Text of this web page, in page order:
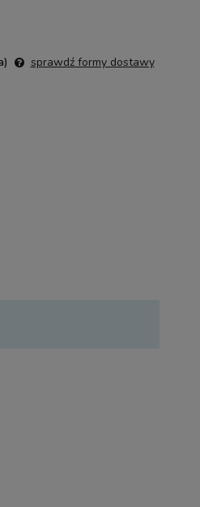
sprawdź formy dostawy